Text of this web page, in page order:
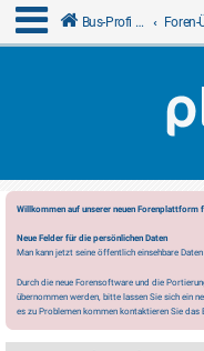
Bus-Profi GmbH
Willkommen auf unserer neuen Forenplattform
Neue Felder für die persönlichen Daten
Man kann jetzt seine öffentlich einsehbare
Durch die neue Forensoftware und die
übernommen werden, bitte lassen Sie sich ein
es zu Problemen kommen kontaktieren Sie das